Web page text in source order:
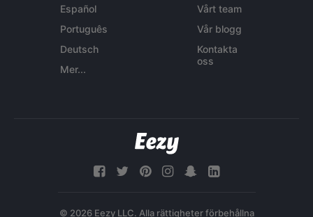
Español
Português
Deutsch
Mer...
Vårt team
Vår blogg
Kontakta
oss
© 2026 Eezy LLC. Alla rättigheter förbehållna